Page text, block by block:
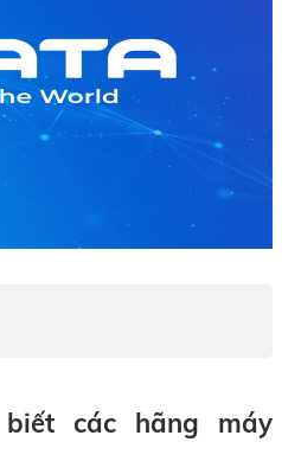
các hãng máy